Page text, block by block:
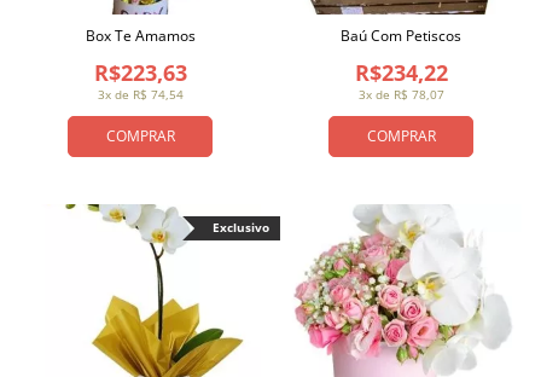
COMPRAR
3x de R$ 74,54
R$223,63
Box Te Amamos
COMPRAR
3x de R$ 78,07
R$234,22
Baú Com Petiscos
Exclusivo